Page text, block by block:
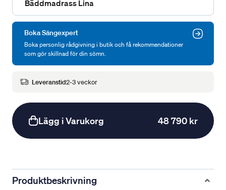
Bäddmadrass Lina
Boka Sängexpert
Boka personlig rådgivning i butik och få rekommendationer
som gör skillnad för din sömn.
Leveranstid2-3 veckor
Lägg i Varukorg 48 790 kr
Produktbeskrivning